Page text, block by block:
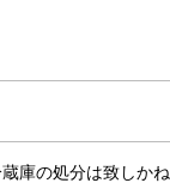
庫の処分は致しかね